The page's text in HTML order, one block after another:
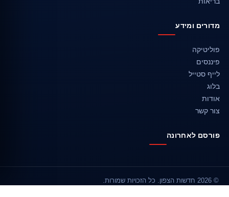
מדורים ומידע
פוליטיקה
פיננסים
לייף סטייל
בלוג
אודות
צור קשר
פורסם לאחרונה
© 2026 חדשות הצפון. כל הזכויות שמורות.